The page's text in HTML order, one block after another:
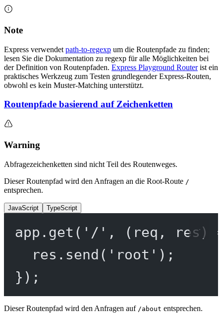
Note
Express verwendet path-to-regexp um die Routenpfade zu finden;
lesen Sie die Dokumentation zu regexp für alle Möglichkeiten bei
der Definition von Routenpfaden. Express Playground Routerist ein
praktisches Werkzeug zum Testen grundlegender Express-Routen,
obwohl es kein Muster-Matching unterstützt.
Routenpfade basierend auf Zeichenketten
Warning
Abfragezeichenketten sind nicht Teil des Routenweges.
Dieser Routenpfad wird den Anfragen an die Root-Route /
entsprechen.
JavaScript TypeScript
app. get ( '/' , ( req , res)
res. send ( 'root' );
});
Dieser Routenpfad wird den Anfragen auf /about entsprechen.